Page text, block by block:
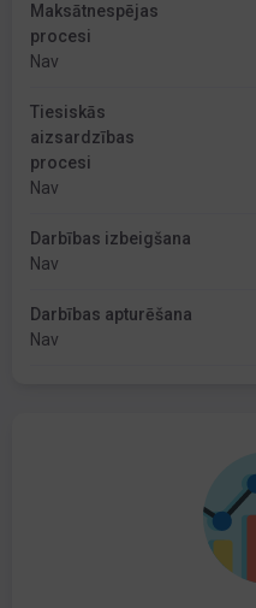
Maksātnespējas
procesi
Nav
Tiesiskās
aizsardzības
procesi
Nav
Darbības izbeigšana
Nav
Darbības apturēšana
Nav